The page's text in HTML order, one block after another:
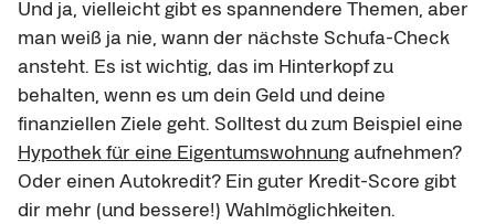
Und ja, vielleicht gibt es spannendere Themen, aber
man weiß ja nie, wann der nächste Schufa-Check
ansteht. Es ist wichtig, das im Hinterkopf zu
behalten, wenn es um dein Geld und deine
finanziellen Ziele geht. Solltest du zum Beispiel eine
Hypothek für eine Eigentumswohnungaufnehmen?
Oder einen Autokredit? Ein guter Kredit-Score gibt
dir mehr (und bessere!) Wahlmöglichkeiten.